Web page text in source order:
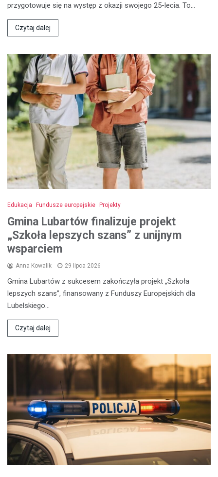
przygotowuje się na występ z okazji swojego 25-lecia. To…
Czytaj dalej
Edukacja Fundusze europejskie Projekty
Gmina Lubartów finalizuje projekt
„Szkoła lepszych szans” z unijnym
wsparciem
Anna Kowalik 29 lipca 2026
Gmina Lubartów z sukcesem zakończyła projekt „Szkoła
lepszych szans”, finansowany z Funduszy Europejskich dla
Lubelskiego…
Czytaj dalej